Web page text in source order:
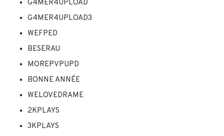
G4MER4UPLOAD
G4MER4UPLOAD3
WEFPED
BESERAU
MOREPVPUPD
BONNE ANNÉE
WELOVEDRAME
2KPLAYS
3KPLAYS